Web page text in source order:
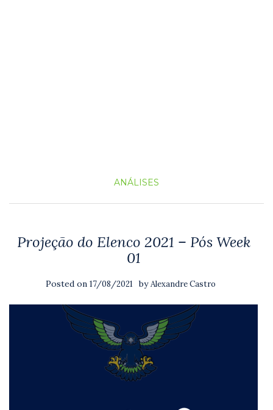
ANÁLISES
Projeção do Elenco 2021 – Pós Week
01
Posted on 17/08/2021 byAlexandre Castro